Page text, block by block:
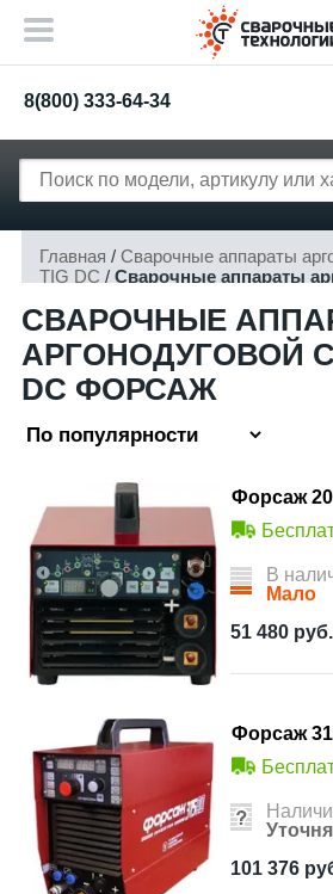
8(800) 333-64-34
Главная / Сварочные аппараты
TIG DC / Сварочные аппараты
СВАРОЧНЫЕ
АРГОНОДУГОВОЙ
DC ФОРСАЖ
Форсаж
В
Мало
51 480 руб.
Форсаж
101 376